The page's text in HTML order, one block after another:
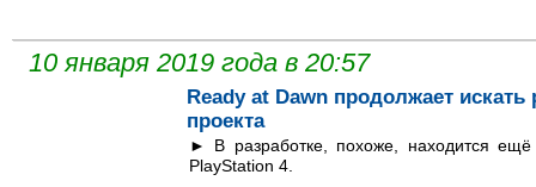
10 января 2019 года в 20:57
Ready at Dawn продолжает
проекта
► В разработке, похоже, находится
PlayStation 4.